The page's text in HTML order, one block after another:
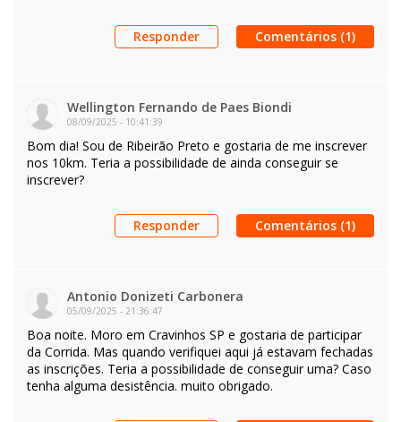
Responder Comentários (1)
Wellington Fernando de Paes Biondi
08/09/2025 - 10:41:39
Bom dia! Sou de Ribeirão Preto e gostaria de me inscrever
nos 10km. Teria a possibilidade de ainda conseguir se
inscrever?
Responder Comentários (1)
Antonio Donizeti Carbonera
05/09/2025 - 21:36:47
Boa noite. Moro em Cravinhos SP e gostaria de participar
da Corrida. Mas quando verifiquei aqui já estavam fechadas
as inscrições. Teria a possibilidade de conseguir uma? Caso
tenha alguma desistência. muito obrigado.